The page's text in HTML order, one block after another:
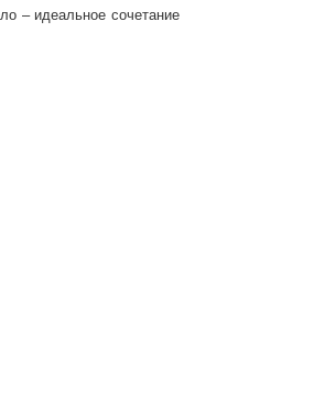
– идеальное сочетание